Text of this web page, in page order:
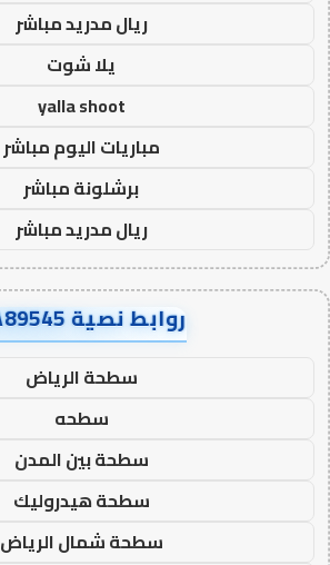
ريال مدريد مباشر
يلا شوت
yalla shoot
مباريات اليوم مباشر
برشلونة مباشر
ريال مدريد مباشر
روابط نصية AA89545
سطحة الرياض
سطحه
سطحة بين المدن
سطحة هيدروليك
سطحة شمال الرياض